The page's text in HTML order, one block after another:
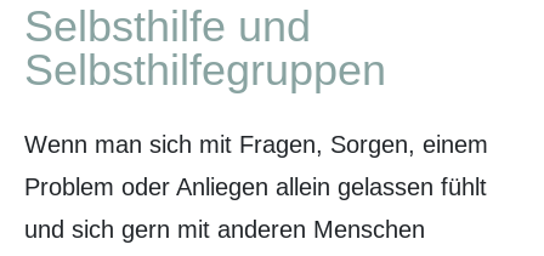
Selbsthilfe und
Selbsthilfegruppen
Wenn man sich mit Fragen, Sorgen, einem
Problem oder Anliegen allein gelassen fühlt
und sich gern mit anderen Menschen
Rehabilitation
Pallitativ